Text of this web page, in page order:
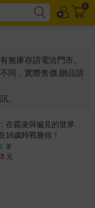
0
無庫存請電洽門市。
同，實際售價.贈品請
。
在霸凌與偏見的世界
16歲時戰勝你！
著
元